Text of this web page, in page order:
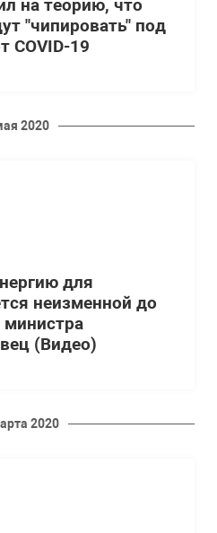
на теорию, что
"чипировать" под
COVID-19
2020
для
неизменной до
министра
(Видео)
2020